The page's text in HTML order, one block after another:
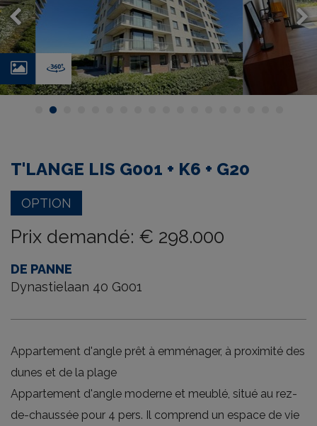
PhotosVirtual
T'LANGE LIS G001 + K6 + G20
OPTION
Prix demandé: € 298.000
DE PANNE
Dynastielaan 40 G001
Appartement d'angle prêt à emménager, à proximité des
dunes et de la plage
Appartement d'angle moderne et meublé, situé au rez-
de-chaussée pour 4 pers. Il comprend un espace de vie